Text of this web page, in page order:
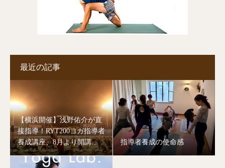
最近の記事
【横浜開催】浅野佑介が直
接指導！RYT200ヨガ指導者
養成講座、8月より開講し
ます。
指導者養成の使命感